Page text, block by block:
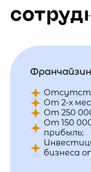
От 2-х
От 250
От 150
прибыль;
бизнеса